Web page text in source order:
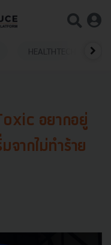
HEALTHTECH
อยากอยู่
จากไม่ทำร้าย